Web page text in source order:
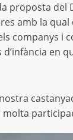
proposta del
amb la qual
companys i
d’infància en